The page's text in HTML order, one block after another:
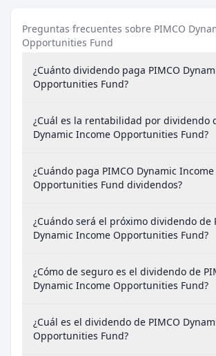
Preguntas frecuentes sobre PIMCO
Opportunities Fund
¿Cuánto dividendo paga PIMCO
Opportunities Fund?
¿Cuál es la rentabilidad por dividendo
Dynamic Income Opportunities Fund?
¿Cuándo paga PIMCO Dynamic Income
Opportunities Fund dividendos?
¿Cuándo será el próximo dividendo de
Dynamic Income Opportunities Fund?
¿Cómo de seguro es el dividendo de
Dynamic Income Opportunities Fund?
¿Cuál es el dividendo de PIMCO
Opportunities Fund?